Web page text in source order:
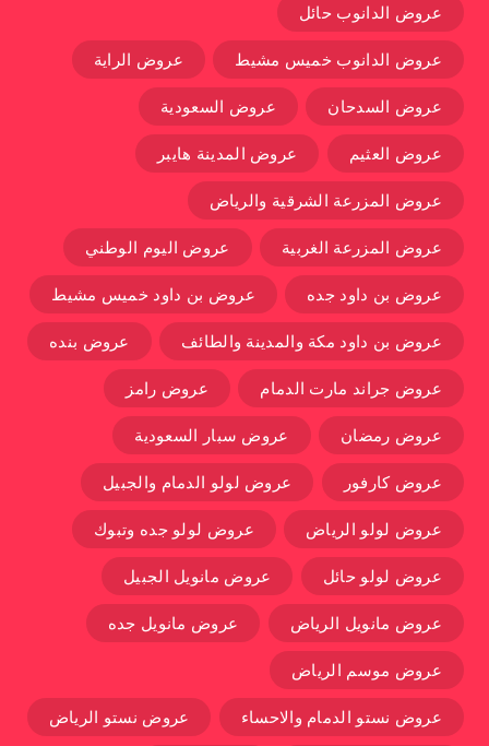
عروض الدانوب حائل
عروض الدانوب خميس مشيط عروض الراية
عروض السدحان عروض السعودية
عروض العثيم عروض المدينة هايبر
عروض المزرعة الشرقية والرياض
عروض المزرعة الغربية عروض اليوم الوطني
عروض بن داود جده عروض بن داود خميس مشيط
عروض بن داود مكة والمدينة والطائف عروض بنده
عروض جراند مارت الدمام عروض رامز
عروض رمضان عروض سبار السعودية
عروض كارفور عروض لولو الدمام والجبيل
عروض لولو الرياض عروض لولو جده وتبوك
عروض لولو حائل عروض مانويل الجبيل
عروض مانويل الرياض عروض مانويل جده
عروض موسم الرياض
عروض نستو الدمام والاحساء عروض نستو الرياض